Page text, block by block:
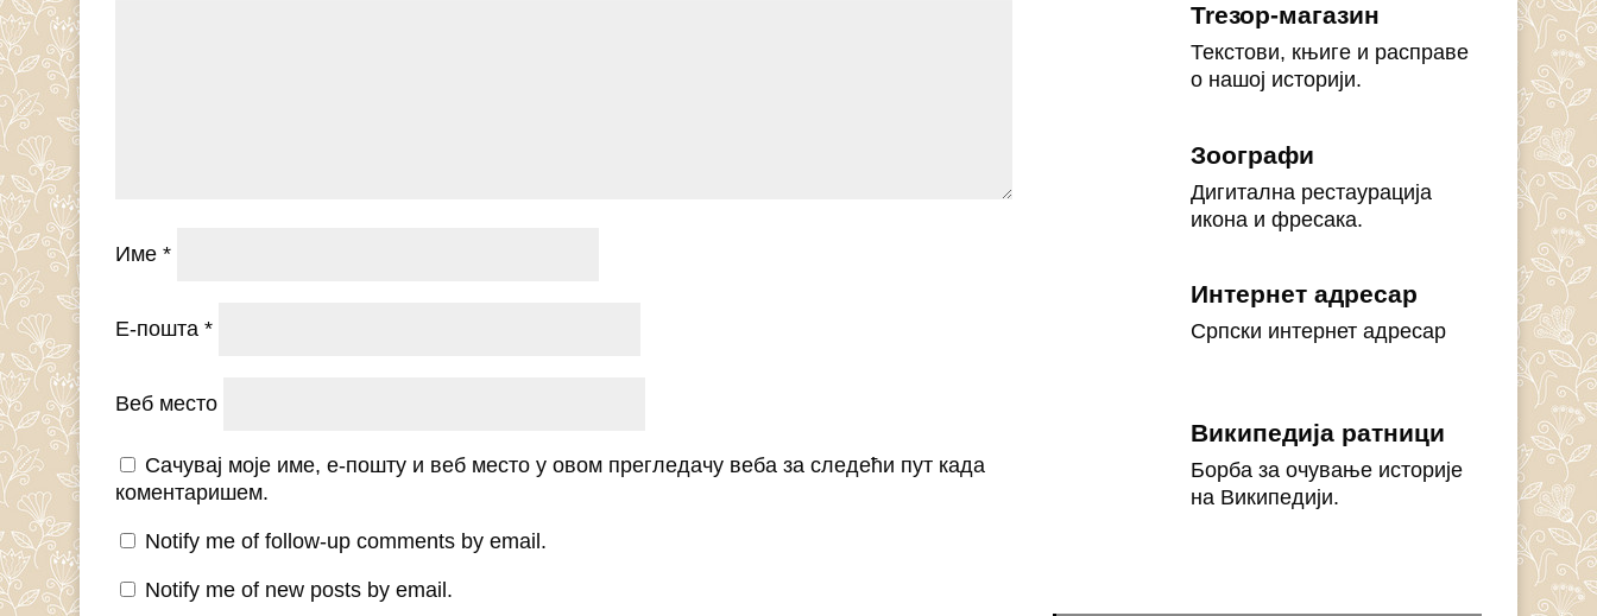
Име*
Е-пошта*
Веб место
Сачувај моје име, е-пошту и веб место у овом прегледачу веба за следећи пут када
коментаришем.
Notify me of follow-up comments by email.
Notify me of new posts by email.
Treзор-магазин
Текстови, књиге и расправе
о нашој историји.
Зоографи
Дигитална рестаурација
икона и фресака.
Интернет адресар
Српски интернет адресар
Википедија ратници
Борба за очување историје
на Википедији.